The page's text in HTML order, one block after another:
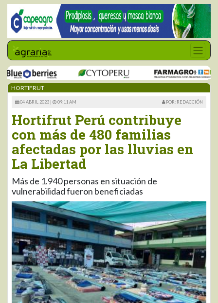
HORTIFRUT
04 ABRIL 2023 | 09:11 AM POR: REDACCIÓN
Hortifrut Perú contribuye
con más de 480 familias
afectadas por las lluvias en
La Libertad
Más de 1.940 personas en situación de
vulnerabilidad fueron beneficiadas